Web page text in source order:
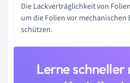
Die Lackverträglichkeit von
um die Folien vor mechanischen
schützen.
Lerne schneller